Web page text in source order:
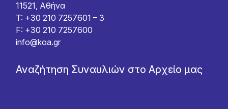
11521, Αθήνα
T: +30 210 7257601 – 3
F: +30 210 7257600
info@koa.gr
Αναζήτηση Συναυλιών στο Αρχείο μας